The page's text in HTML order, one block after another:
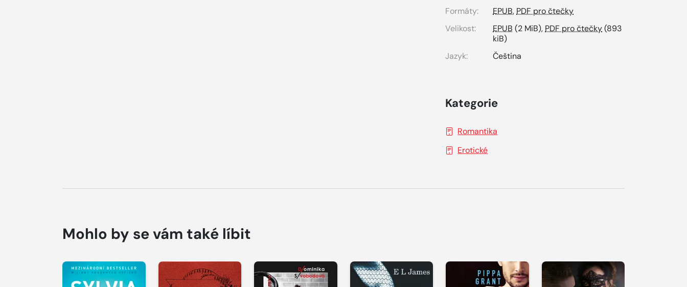
Formáty: EPUB, PDF pro čtečky
Velikost:
EPUB (2 MiB), PDF pro čtečky(893
kiB)
Jazyk:
Čeština
Kategorie
Romantika
Erotické
Mohlo by se vám také líbit